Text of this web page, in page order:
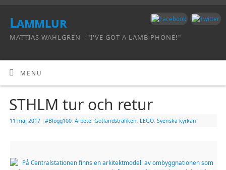
Lammlur
MATTIAS WAHLGREN - "I'VE GOT A LAMB PHONE!"
MENU
STHLM tur och retur
11 maj 2017 #Blogg100, Arbete, Gotlandstrafiken, LEGO, Svenska kyrkan